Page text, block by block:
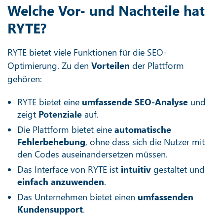
Welche Vor- und Nachteile hat
RYTE?
RYTE bietet viele Funktionen für die SEO-
Optimierung. Zu den Vorteilen der Plattform
gehören:
RYTE bietet eine umfassende SEO-Analyse und
zeigt Potenziale auf.
Die Plattform bietet eine automatische
Fehlerbehebung, ohne dass sich die Nutzer mit
den Codes auseinandersetzen müssen.
Das Interface von RYTE ist intuitiv gestaltet und
einfach anzuwenden.
Das Unternehmen bietet einen umfassenden
Kundensupport.